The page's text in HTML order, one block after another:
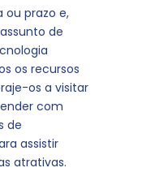
ou prazo e,
de
os recursos
os a visitar
com
de
assistir
atrativas.